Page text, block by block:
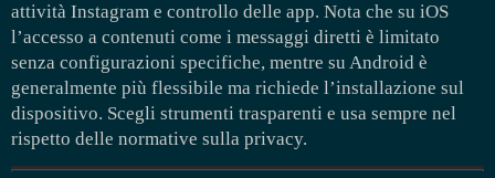
attività Instagram e controllo delle app. Nota che su iOS
l’accesso a contenuti come i messaggi diretti è limitato
senza configurazioni specifiche, mentre su Android è
generalmente più flessibile ma richiede l’installazione sul
dispositivo. Scegli strumenti trasparenti e usa sempre nel
rispetto delle normative sulla privacy.